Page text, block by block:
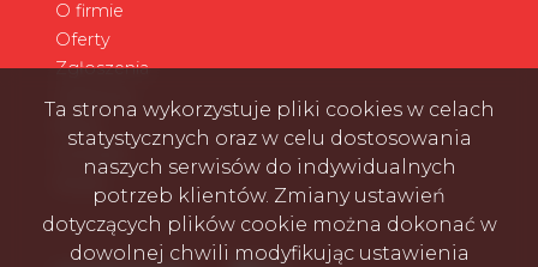
O firmie
Oferty
Zgłoszenia
Kontakt
Ta strona wykorzystuje pliki cookies w celach
statystycznych oraz w celu dostosowania
naszych serwisów do indywidualnych
potrzeb klientów. Zmiany ustawień
dotyczących plików cookie można dokonać w
dowolnej chwili modyfikując ustawienia